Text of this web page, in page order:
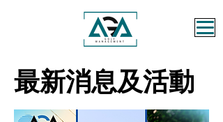
最新消息及活動